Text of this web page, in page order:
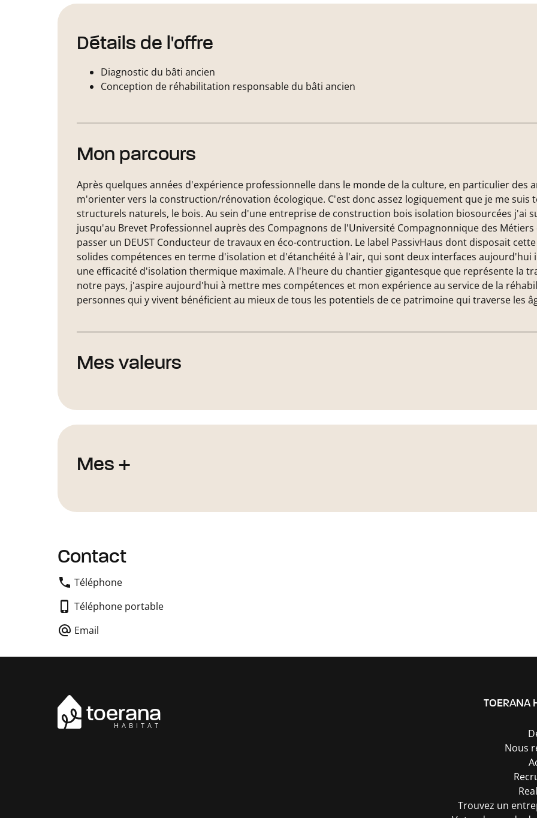
Détails de l'offre
Diagnostic du bâti ancien
Conception de réhabilitation responsable du bâti ancien
Mon parcours
Après quelques années d'expérience professionnelle dans le monde de la culture, en particulier des
m'orienter vers la construction/rénovation écologique. C'est donc assez logiquement que je me
structurels naturels, le bois. Au sein d'une entreprise de construction bois isolation biosourcées j'ai
jusqu'au Brevet Professionnel auprès des Compagnons de l'Université Compagnonnique des
passer un DEUST Conducteur de travaux en éco-contruction. Le label PassivHaus dont disposait
solides compétences en terme d'isolation et d'étanchéité à l'air, qui sont deux interfaces
une efficacité d'isolation thermique maximale. A l'heure du chantier gigantesque que représente la
notre pays, j'aspire aujourd'hui à mettre mes compétences et mon expérience au service de la
personnes qui y vivent bénéficient au mieux de tous les potentiels de ce patrimoine qui traverse les
Mes valeurs
Mes +
Contact
Téléphone
Téléphone portable
Email
toerana
HABITAT
TOERANA
Nous
Trouvez un